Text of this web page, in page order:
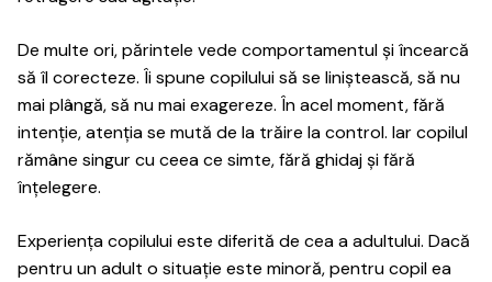
De multe ori, părintele vede comportamentul și încearcă
să îl corecteze. Îi spune copilului să se liniștească, să nu
mai plângă, să nu mai exagereze. În acel moment, fără
intenție, atenția se mută de la trăire la control. Iar copilul
rămâne singur cu ceea ce simte, fără ghidaj și fără
înțelegere.
Experiența copilului este diferită de cea a adultului. Dacă
pentru un adult o situație este minoră, pentru copil ea